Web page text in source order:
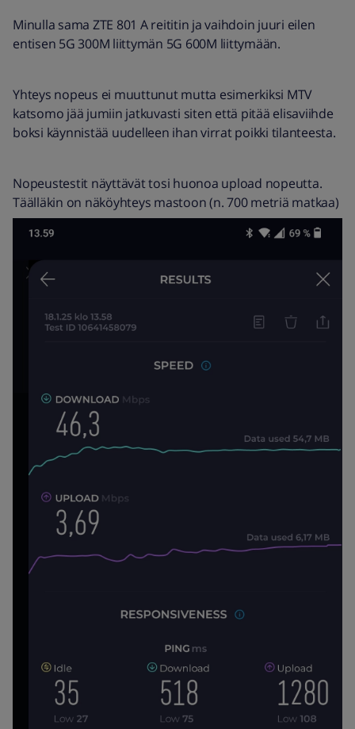
Minulla sama ZTE 801 A reititin ja vaihdoin juuri eilen
entisen 5G 300M liittymän 5G 600M liittymään.
Yhteys nopeus ei muuttunut mutta esimerkiksi MTV
katsomo jää jumiin jatkuvasti siten että pitää elisaviihde
boksi käynnistää uudelleen ihan virrat poikki tilanteesta.
Nopeustestit näyttävät tosi huonoa upload nopeutta.
Täälläkin on näköyhteys mastoon (n. 700 metriä matkaa)